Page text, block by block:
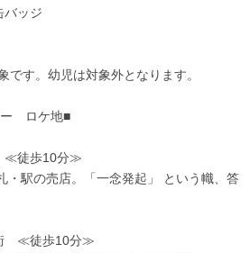
ッジ
す。幼児は対象外となります。
ー ロケ地■
≪徒歩10分≫
・駅の売店。「一念発起」 という幟、答
街 ≪徒歩10分≫